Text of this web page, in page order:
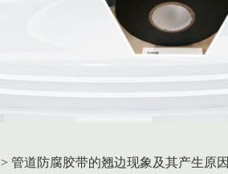
>管道防腐胶带的翘边现象及其产生原因